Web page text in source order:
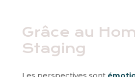
Grâce au
Staging